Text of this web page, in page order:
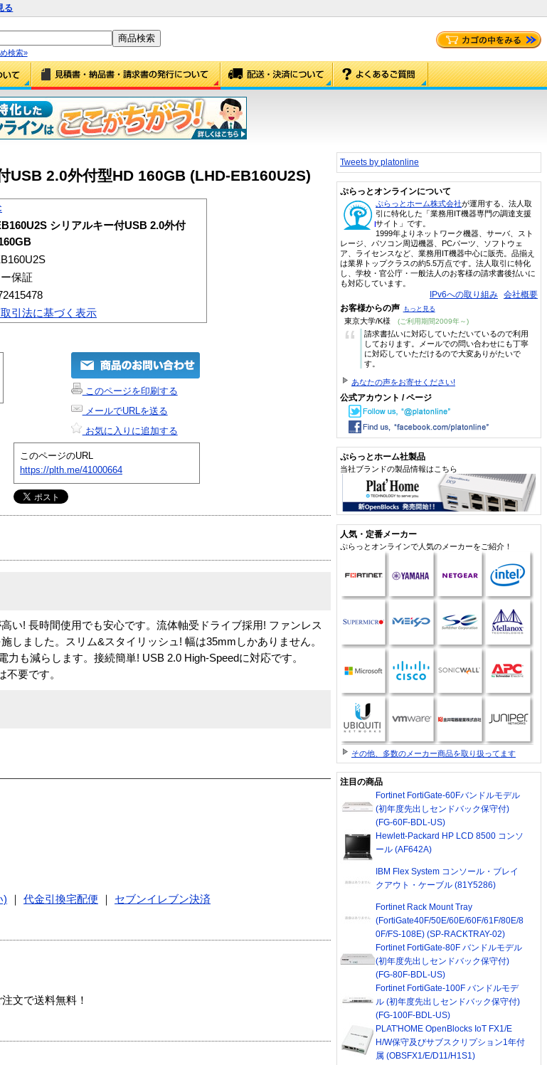
る
検索»
2.0外付型HD 160GB (LHD-EB160U2S)
シリアルキー付USB 2.0外付
保証
引法に基づく表示
このページを印刷する
メールでURLを送る
お気に入りに追加する
このページのURL
https://plth.me/41000664
い! 長時間使用でも安心です。流体軸受ドライブ採用! ファンレス
しました。スリム&スタイリッシュ! 幅は35mmしかありません。
も減らします。接続簡単! USB 2.0 High-Speedに対応です。
要です。
) 代金引換宅配便
セブンイレブン決済
文で送料無料！
Tweets by platonline
ぷらっとオンラインについて
ぷらっとホーム株式会社が運用する、法人取
引に特化した「業務用IT機器専門の調達支援
サイト」です。
1999年よりネットワーク機器、サーバ、スト
レージ、パソコン周辺機器、PCパーツ、ソフトウェ
ア、ライセンスなど、業務用IT機器中心に販売。品揃え
は業界トップクラスの約5.5万点です。法人取引に特化
し、学校・官公庁・一般法人のお客様の請求書後払いに
も対応しています。
IPv6への取り組み 会社概要
お客様からの声 もっと見る
東京大学/K様 (ご利用期間2009年～)
“
請求書払いに対応していただいているので利用
しております。メールでの問い合わせにも丁寧
に対応していただけるので大変ありがたいで
す。
あなたの声をお寄せください!
公式アカウント / ページ
ぷらっとホーム社製品
当社ブランドの製品情報はこちら
人気・定番メーカー
ぷらっとオンラインで人気のメーカーをご紹介！
その他、多数のメーカー商品を取り扱ってます
注目の商品
Fortinet FortiGate-60Fバンドルモデル
(初年度先出しセンドバック保守付)
(FG-60F-BDL-US)
Hewlett-Packard HP LCD 8500 コンソ
ール (AF642A)
IBM Flex System コンソール・ブレイ
クアウト・ケーブル (81Y5286)
Fortinet Rack Mount Tray
(FortiGate40F/50E/60E/60F/61F/80E/8
0F/FS-108E) (SP-RACKTRAY-02)
Fortinet FortiGate-80F バンドルモデル
(初年度先出しセンドバック保守付)
(FG-80F-BDL-US)
Fortinet FortiGate-100F バンドルモデ
ル (初年度先出しセンドバック保守付)
(FG-100F-BDL-US)
PLAT'HOME OpenBlocks IoT FX1/E
H/W保守及びサブスクリプション1年付
属 (OBSFX1/E/D11/H1S1)